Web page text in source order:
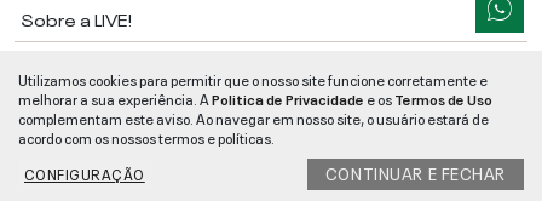
Sobre a LIVE!
Informações
Utilizamos cookies para permitir que o nosso site funcione corretamente e
melhorar a sua experiência. APolitica de Privacidade e osTermos de Uso
complementam este aviso. Ao navegar em nosso site, o usuário estará de
acordo com os nossos termos e políticas.
CONFIGURAÇÃO
CONTINUAR E FECHAR